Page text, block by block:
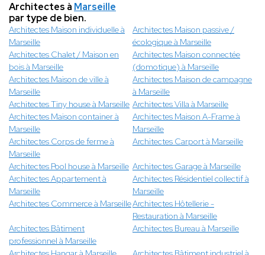
Architectes à Marseille
par type de bien.
Architectes Maison individuelle à
Marseille
Architectes Maison passive /
écologique à Marseille
Architectes Chalet / Maison en
bois à Marseille
Architectes Maison connectée
(domotique) à Marseille
Architectes Maison de ville à
Marseille
Architectes Maison de campagne
à Marseille
Architectes Tiny house à Marseille Architectes Villa à Marseille
Architectes Maison container à
Marseille
Architectes Maison A-Frame à
Marseille
Architectes Corps de ferme à
Marseille
Architectes Carport à Marseille
Architectes Pool house à Marseille Architectes Garage à Marseille
Architectes Appartement à
Marseille
Architectes Résidentiel collectif à
Marseille
Architectes Commerce à MarseilleArchitectes Hôtellerie -
Restauration à Marseille
Architectes Bâtiment
professionnel à Marseille
Architectes Bureau à Marseille